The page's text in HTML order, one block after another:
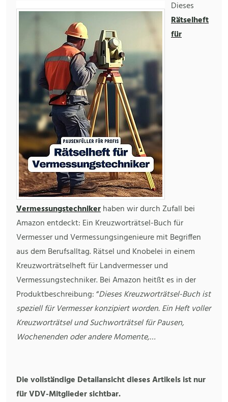
Dieses
Rätselheft
für
Vermessungstechnikerhaben wir durch Zufall bei
Amazon entdeckt: Ein Kreuzworträtsel-Buch für
Vermesser und Vermessungsingenieure mit Begriffen
aus dem Berufsalltag. Rätsel und Knobelei in einem
Kreuzworträtselheft für Landvermesser und
Vermessungstechniker. Bei Amazon heitßt es in der
Produktbeschreibung: “Dieses Kreuzworträtsel-Buch ist
speziell für Vermesser konzipiert worden. Ein Heft voller
Kreuzworträtsel und Suchworträtsel für Pausen,
Wochenenden oder andere Momente,…
Die vollständige Detailansicht dieses Artikels ist nur
für VDV-Mitglieder sichtbar.